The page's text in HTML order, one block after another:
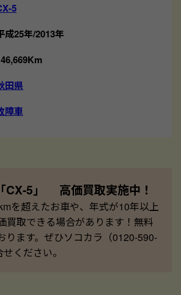
5
成25年/2013年
田県
障車
CX-5」 高価買取実施中！
を超えたお車や、年式が10年以上
買取できる場合があります！無料
ります。ぜひソコカラ（0120-590-
ください。